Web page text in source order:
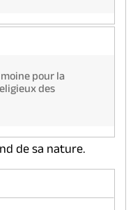
pour la
des
de sa nature.